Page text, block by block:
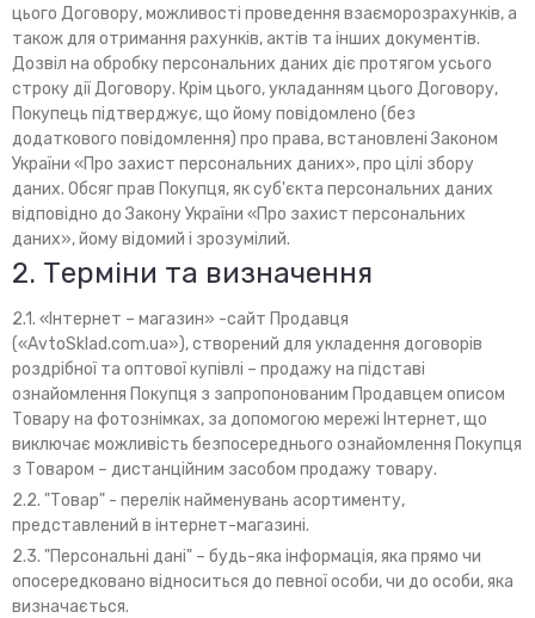
цього Договору, можливості проведення взаєморозрахунків, а
також для отримання рахунків, актів та інших документів.
Дозвіл на обробку персональних даних діє протягом усього
строку дії Договору. Крім цього, укладанням цього Договору,
Покупець підтверджує, що йому повідомлено (без
додаткового повідомлення) про права, встановлені Законом
України «Про захист персональних даних», про цілі збору
даних. Обсяг прав Покупця, як суб'єкта персональних даних
відповідно до Закону України «Про захист персональних
даних», йому відомий і зрозумілий.
2. Терміни та визначення
2.1. «Інтернет – магазин» -сайт Продавця
(«AvtoSklad.com.ua»), створений для укладення договорів
роздрібної та оптової купівлі – продажу на підставі
ознайомлення Покупця з запропонованим Продавцем описом
Товару на фотознімках, за допомогою мережі Інтернет, що
виключає можливість безпосереднього ознайомлення Покупця
з Товаром – дистанційним засобом продажу товару.
2.2. "Товар" - перелік найменувань асортименту,
представлений в інтернет-магазині.
2.3. "Персональні дані" – будь-яка інформація, яка прямо чи
опосередковано відноситься до певної особи, чи до особи, яка
визначається.